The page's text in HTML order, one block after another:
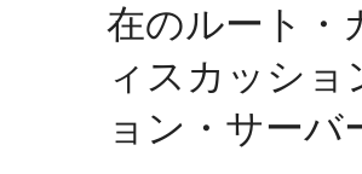
在のルート・
ィスカッシ
ョン・サー